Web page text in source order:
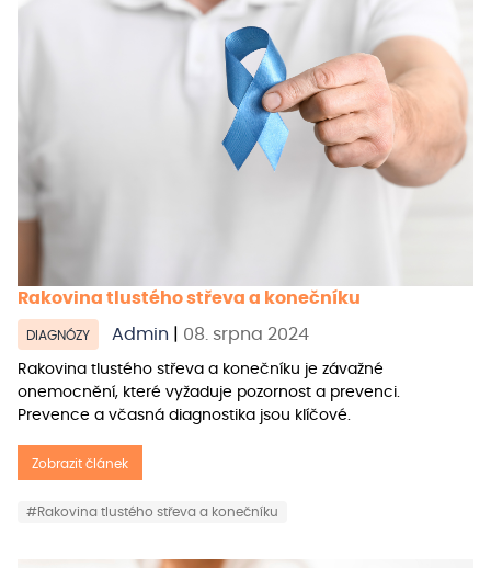
Rakovina tlustého střeva a konečníku
DIAGNÓZY Admin 08. srpna 2024
Rakovina tlustého střeva a konečníku je závažné
onemocnění, které vyžaduje pozornost a prevenci.
Prevence a včasná diagnostika jsou klíčové.
Zobrazit článek
#Rakovina tlustého střeva a konečníku